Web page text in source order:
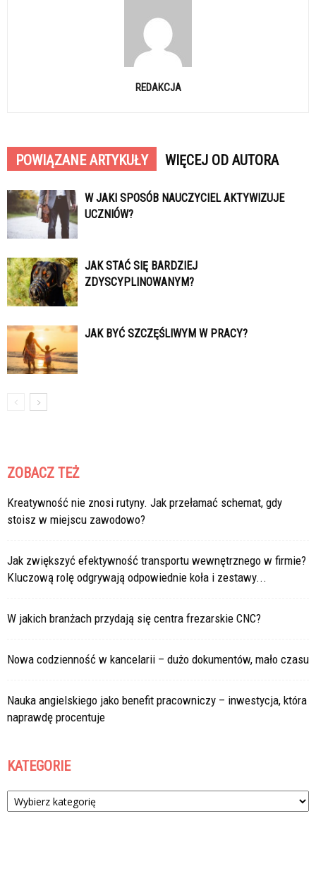
REDAKCJA
POWIĄZANE ARTYKUŁY WIĘCEJ OD AUTORA
W JAKI SPOSÓB NAUCZYCIEL AKTYWIZUJE
UCZNIÓW?
JAK STAĆ SIĘ BARDZIEJ
ZDYSCYPLINOWANYM?
JAK BYĆ SZCZĘŚLIWYM W PRACY?
ZOBACZ TEŻ
Kreatywność nie znosi rutyny. Jak przełamać schemat, gdy
stoisz w miejscu zawodowo?
Jak zwiększyć efektywność transportu wewnętrznego w firmie?
Kluczową rolę odgrywają odpowiednie koła i zestawy...
W jakich branżach przydają się centra frezarskie CNC?
Nowa codzienność w kancelarii – dużo dokumentów, mało czasu
Nauka angielskiego jako benefit pracowniczy – inwestycja, która
naprawdę procentuje
KATEGORIE
Kategorie